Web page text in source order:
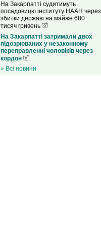
На Закарпатті судитимуть
посадовицю інституту НААН через
збитки державі на майже 680
тисяч гривень
На Закарпатті затримали двох
підозрюваних у незаконному
переправленні чоловіків через
кордон
» Всі новини